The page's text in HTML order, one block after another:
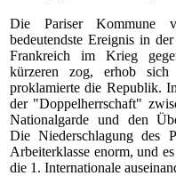
Die Pariser Kommune
bedeutendste Ereignis in
Frankreich im Krieg
kürzeren zog, erhob
proklamierte die Republik.
der "Doppelherrschaft"
Nationalgarde und den
Die Niederschlagung des
Arbeiterklasse enorm, und
die 1. Internationale